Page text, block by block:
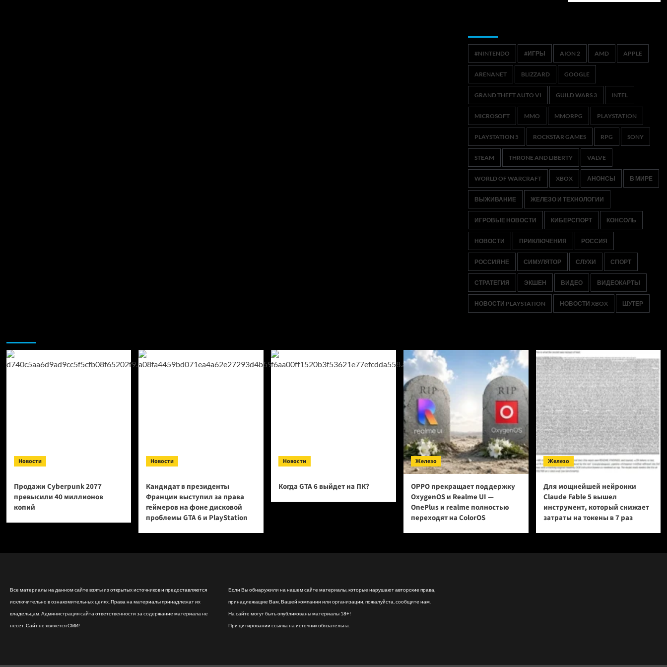
#NINTENDO #ИГРЫ AION 2 AMD APPLE
ARENANET BLIZZARD GOOGLE
GRAND THEFT AUTO VI GUILD WARS 3 INTEL
MICROSOFT MMO MMORPG PLAYSTATION
PLAYSTATION 5 ROCKSTAR GAMES RPG SONY
STEAM THRONE AND LIBERTY VALVE
WORLD OF WARCRAFT XBOX АНОНСЫ В МИРЕ
ВЫЖИВАНИЕ ЖЕЛЕЗО И ТЕХНОЛОГИИ
ИГРОВЫЕ НОВОСТИ КИБЕРСПОРТ КОНСОЛЬ
НОВОСТИ ПРИКЛЮЧЕНИЯ РОССИЯ
РОССИЯНЕ СИМУЛЯТОР СЛУХИ СПОРТ
СТРАТЕГИЯ ЭКШЕН ВИДЕО ВИДЕОКАРТЫ
НОВОСТИ PLAYSTATION НОВОСТИ XBOX ШУТЕР
Новости
Продажи Cyberpunk 2077
превысили 40 миллионов
копий
Новости
Кандидат в президенты
Франции выступил за права
геймеров на фоне дисковой
проблемы GTA 6 и PlayStation
Новости
Когда GTA 6 выйдет на ПК?
Железо
OPPO прекращает поддержку
OxygenOS и Realme UI —
OnePlus и realme полностью
переходят на ColorOS
Железо
Для мощнейшей нейронки
Claude Fable 5 вышел
инструмент, который снижает
затраты на токены в 7 раз
Все материалы на данном сайте взяты из открытых источников и предоставляются
исключительно в ознакомительных целях. Права на материалы принадлежат их
владельцам. Администрация сайта ответственности за содержание материала не
несет. Сайт не является СМИ!
Если Вы обнаружили на нашем сайте материалы, которые нарушают авторские права,
принадлежащие Вам, Вашей компании или организации, пожалуйста, сообщите нам.
На сайте могут быть опубликованы материалы 18+!
При цитировании ссылка на источник обязательна.